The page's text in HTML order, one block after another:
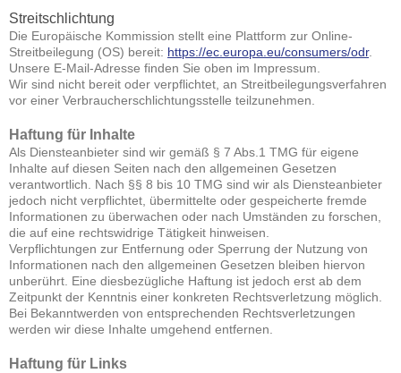
Streitschlichtung
Die Europäische Kommission stellt eine Plattform zur Online-
Streitbeilegung (OS) bereit: https://ec.europa.eu/consumers/odr.
Unsere E-Mail-Adresse finden Sie oben im Impressum.
Wir sind nicht bereit oder verpflichtet, an Streitbeilegungsverfahren
vor einer Verbraucherschlichtungsstelle teilzunehmen.
Haftung für Inhalte
Als Diensteanbieter sind wir gemäß § 7 Abs.1 TMG für eigene
Inhalte auf diesen Seiten nach den allgemeinen Gesetzen
verantwortlich. Nach §§ 8 bis 10 TMG sind wir als Diensteanbieter
jedoch nicht verpflichtet, übermittelte oder gespeicherte fremde
Informationen zu überwachen oder nach Umständen zu forschen,
die auf eine rechtswidrige Tätigkeit hinweisen.
Verpflichtungen zur Entfernung oder Sperrung der Nutzung von
Informationen nach den allgemeinen Gesetzen bleiben hiervon
unberührt. Eine diesbezügliche Haftung ist jedoch erst ab dem
Zeitpunkt der Kenntnis einer konkreten Rechtsverletzung möglich.
Bei Bekanntwerden von entsprechenden Rechtsverletzungen
werden wir diese Inhalte umgehend entfernen.
Haftung für Links